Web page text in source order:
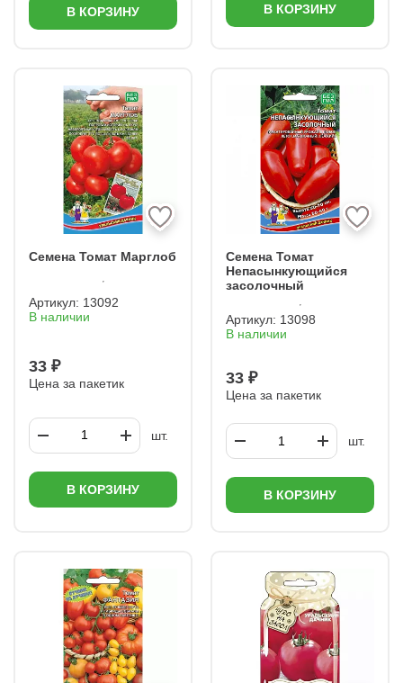
В КОРЗИНУ В КОРЗИНУ
Семена Томат Марглоб
Артикул: 13092
В наличии
33 ₽
Цена за пакетик
шт.
В КОРЗИНУ
Семена Томат
Непасынкующийся
засолочный
Артикул: 13098
В наличии
33 ₽
Цена за пакетик
шт.
В КОРЗИНУ